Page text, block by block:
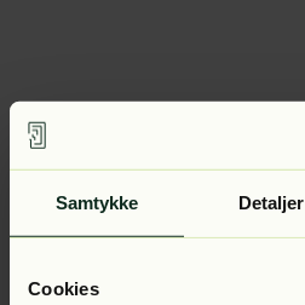
Samtykke Detaljer
Cookies